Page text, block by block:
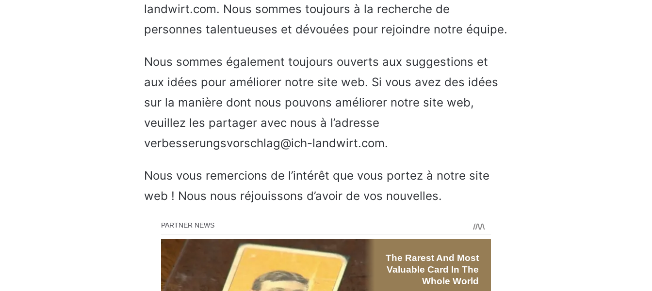
landwirt.com. Nous sommes toujours à la recherche de
personnes talentueuses et dévouées pour rejoindre notre équipe.
Nous sommes également toujours ouverts aux suggestions et
aux idées pour améliorer notre site web. Si vous avez des idées
sur la manière dont nous pouvons améliorer notre site web,
veuillez les partager avec nous à l’adresse
verbesserungsvorschlag@ich-landwirt.com.
Nous vous remercions de l’intérêt que vous portez à notre site
web ! Nous nous réjouissons d’avoir de vos nouvelles.